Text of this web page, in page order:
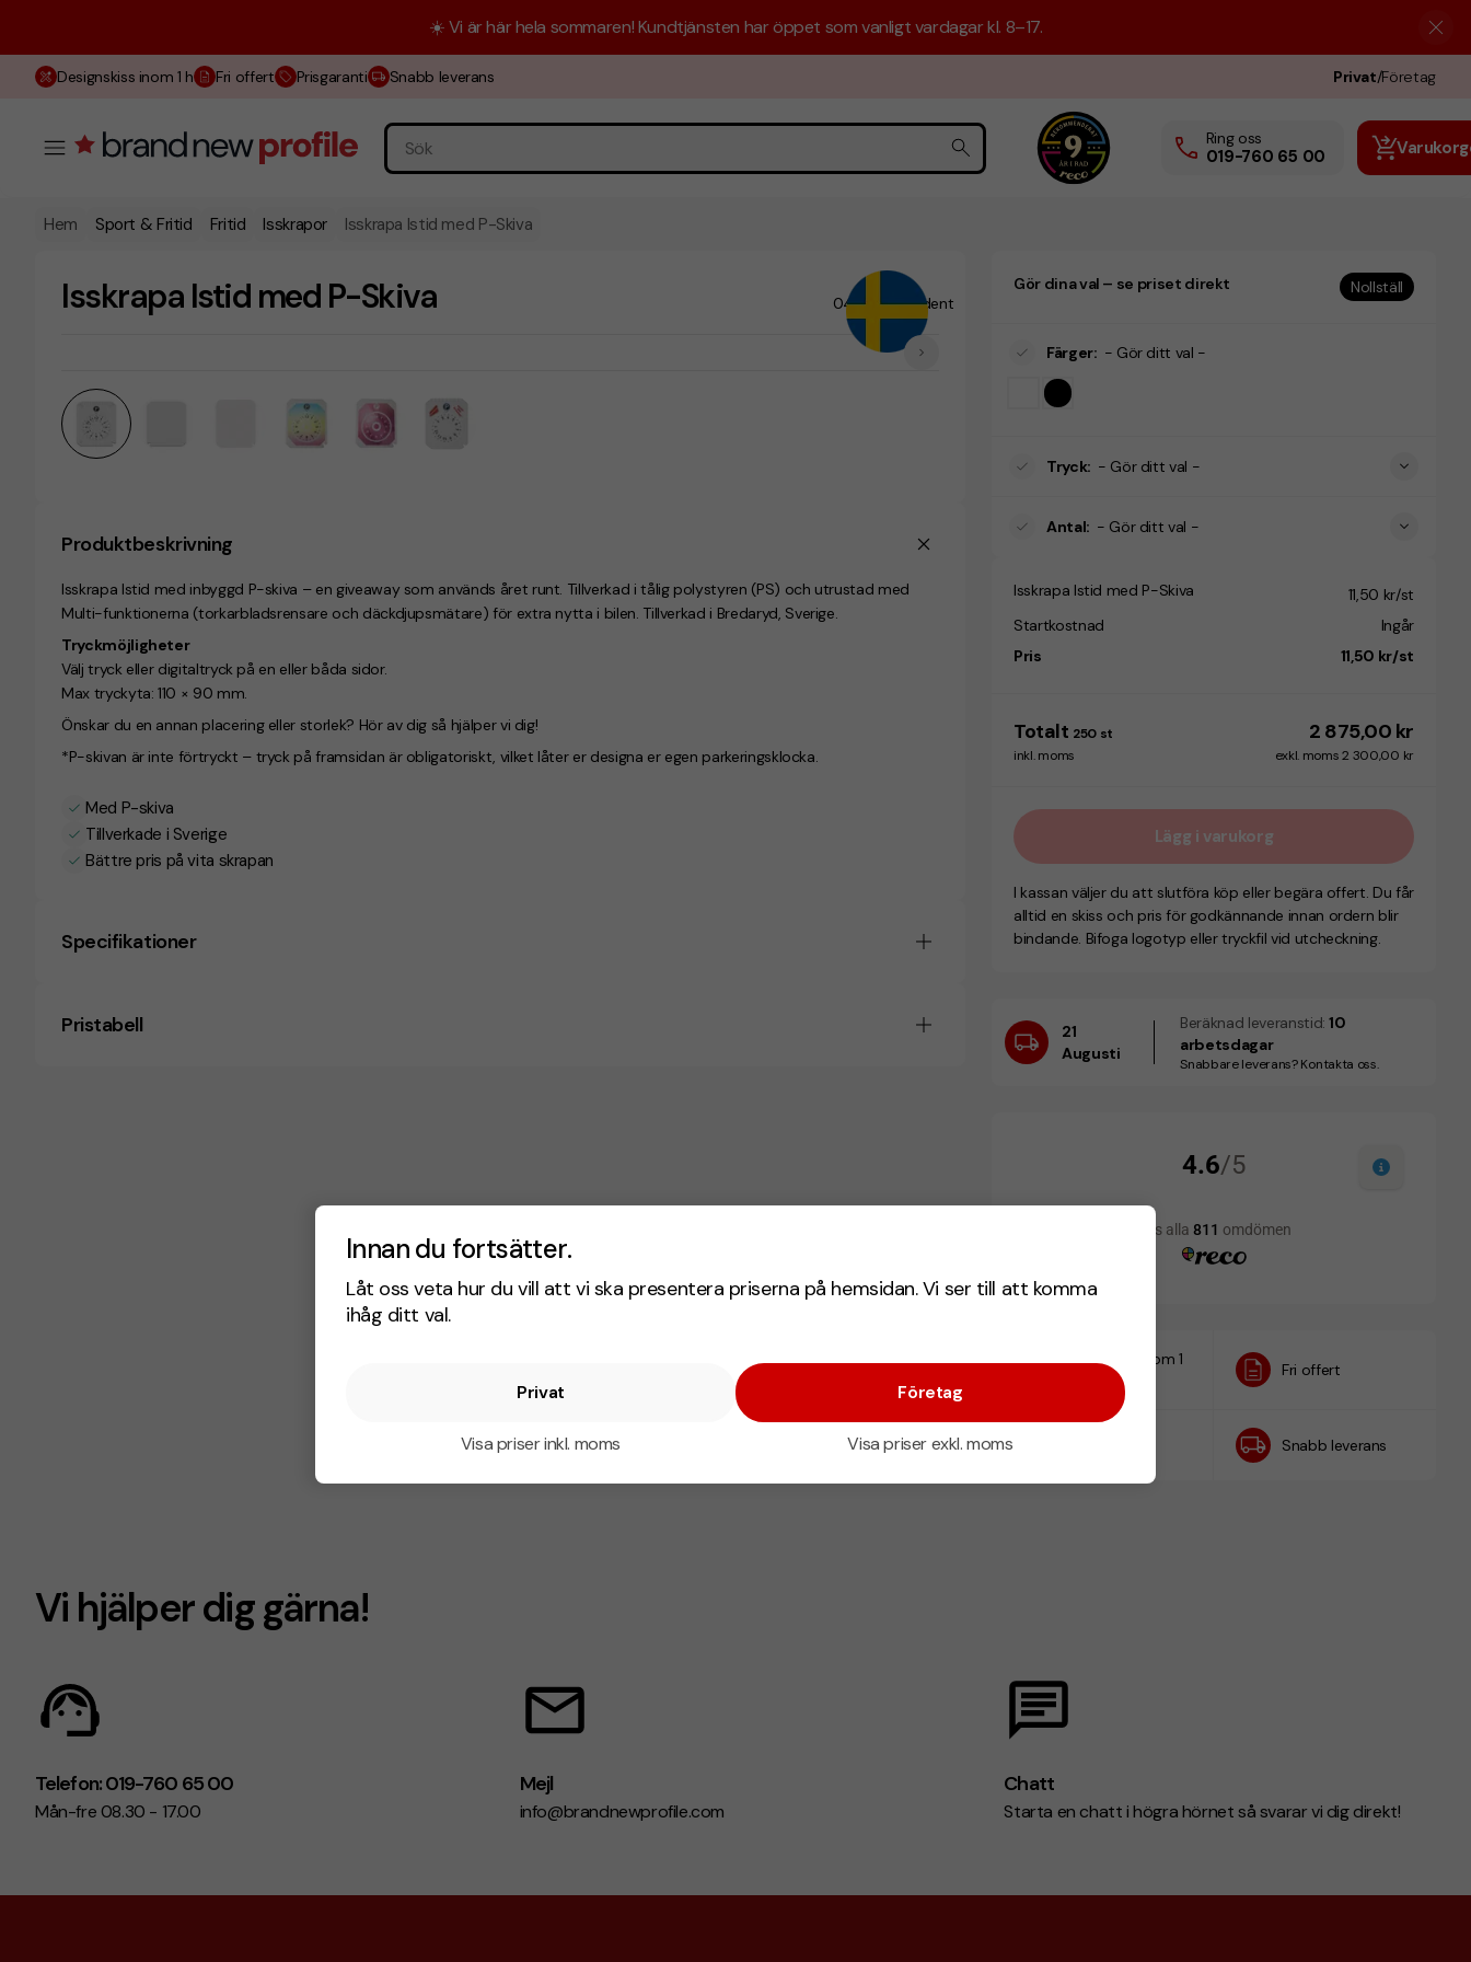
Innan du fortsätter.
Låt oss veta hur du vill att vi ska presentera priserna på hemsidan. Vi ser till att komma
ihåg ditt val.
Privat
Visa priser inkl. moms
Företag
Visa priser exkl. moms
☀️ Vi är här hela sommaren! Kundtjänsten har öppet som vanligt vardagar kl. 8–17.
Designskiss inom 1 h Fri offert Prisgaranti Snabb leverans Privat/Företag
Ring oss
019-760 65 00
Hem Sport & Fritid Fritid Isskrapor Isskrapa Istid med P-Skiva
Isskrapa Istid med P-Skiva 04-6317 / Prident
Produktbeskrivning
Isskrapa Istid med inbyggd P-skiva – en giveaway som används året runt. Tillverkad i tålig polystyren (PS) och utrustad med
Multi-funktionerna (torkarbladsrensare och däckdjupsmätare) för extra nytta i bilen. Tillverkad i Bredaryd, Sverige.
Tryckmöjligheter
Välj tryck eller digitaltryck på en eller båda sidor.
Max tryckyta: 110 × 90 mm.
Önskar du en annan placering eller storlek? Hör av dig så hjälper vi dig!
*P-skivan är inte förtryckt – tryck på framsidan är obligatoriskt, vilket låter er designa er egen parkeringsklocka.
Med P-skiva
Tillverkade i Sverige
Bättre pris på vita skrapan
Specifikationer
Pristabell
Gör dina val – se priset direkt Nollställ
Färger: - Gör ditt val -
Tryck: - Gör ditt val -
Antal: - Gör ditt val -
Isskrapa Istid med P-Skiva
11,50 kr/st
Startkostnad
Ingår
Pris
11,50 kr/st
Totalt 250 st 2 875,00 kr
inkl. moms exkl. moms 2 300,00 kr
Lägg i varukorg
I kassan väljer du att slutföra köp eller begära offert. Du får
alltid en skiss och pris för godkännande innan ordern blir
bindande. Bifoga logotyp eller tryckfil vid utcheckning.
21
Augusti
Beräknad leveranstid: 10
arbetsdagar
Snabbare leverans? Kontakta oss.
Designskiss inom 1
Fri offert
Snabb leverans
Vi hjälper dig gärna!
Telefon: 019-760 65 00
Mån-fre 08.30 - 17.00
Mejl
info@brandnewprofile.com
Chatt
Starta en chatt i högra hörnet så svarar vi dig direkt!